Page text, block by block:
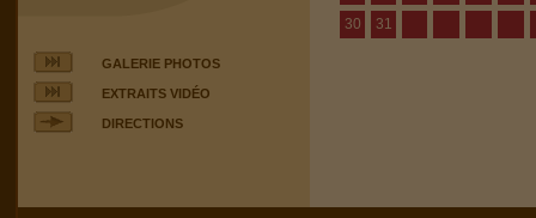
GALERIE PHOTOS
EXTRAITS VIDÉO
DIRECTIONS
30
31